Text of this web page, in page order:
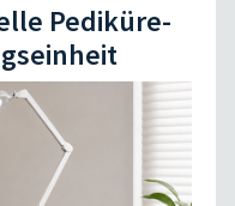
Pediküre-